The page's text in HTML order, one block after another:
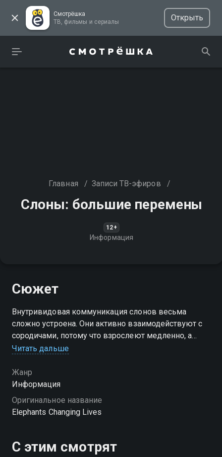
Смотрёшка
ТВ, фильмы и сериалы
Открыть
Главная / Записи ТВ-эфиров /
Слоны: большие перемены
12+
Информация
Сюжет
Внутривидовая коммуникация слонов весьма
сложно устроена. Они активно взаимодействуют с
сородичами, потому что взрослеют медленно, а
выживание во многом зависит от поддержки
друга?
Читать дальше
Жанр
Информация
Оригинальное название
Elephants Changing Lives
С этим смотрят